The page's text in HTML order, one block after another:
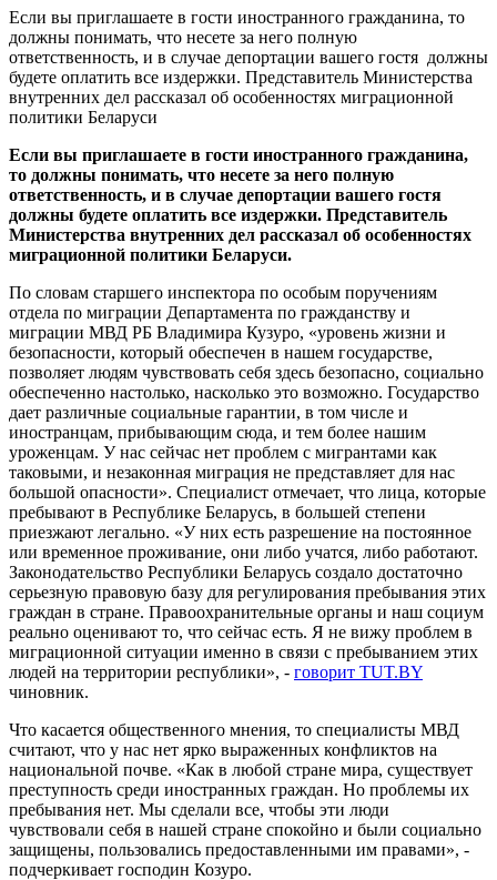
Если вы приглашаете в гости иностранного гражданина, то
должны понимать, что несете за него полную
ответственность, и в случае депортации вашего гостя должны
будете оплатить все издержки. Представитель Министерства
внутренних дел рассказал об особенностях миграционной
политики Беларуси
Если вы приглашаете в гости иностранного гражданина,
то должны понимать, что несете за него полную
ответственность, и в случае депортации вашего гостя
должны будете оплатить все издержки. Представитель
Министерства внутренних дел рассказал об особенностях
миграционной политики Беларуси.
По словам старшего инспектора по особым поручениям
отдела по миграции Департамента по гражданству и
миграции МВД РБ Владимира Кузуро, «уровень жизни и
безопасности, который обеспечен в нашем государстве,
позволяет людям чувствовать себя здесь безопасно, социально
обеспеченно настолько, насколько это возможно. Государство
дает различные социальные гарантии, в том числе и
иностранцам, прибывающим сюда, и тем более нашим
уроженцам. У нас сейчас нет проблем с мигрантами как
таковыми, и незаконная миграция не представляет для нас
большой опасности». Специалист отмечает, что лица, которые
пребывают в Республике Беларусь, в большей степени
приезжают легально. «У них есть разрешение на постоянное
или временное проживание, они либо учатся, либо работают.
Законодательство Республики Беларусь создало достаточно
серьезную правовую базу для регулирования пребывания этих
граждан в стране. Правоохранительные органы и наш социум
реально оценивают то, что сейчас есть. Я не вижу проблем в
миграционной ситуации именно в связи с пребыванием этих
людей на территории республики», - говорит TUT.BY
чиновник.
Что касается общественного мнения, то специалисты МВД
считают, что у нас нет ярко выраженных конфликтов на
национальной почве. «Как в любой стране мира, существует
преступность среди иностранных граждан. Но проблемы их
пребывания нет. Мы сделали все, чтобы эти люди
чувствовали себя в нашей стране спокойно и были социально
защищены, пользовались предоставленными им правами», -
подчеркивает господин Козуро.